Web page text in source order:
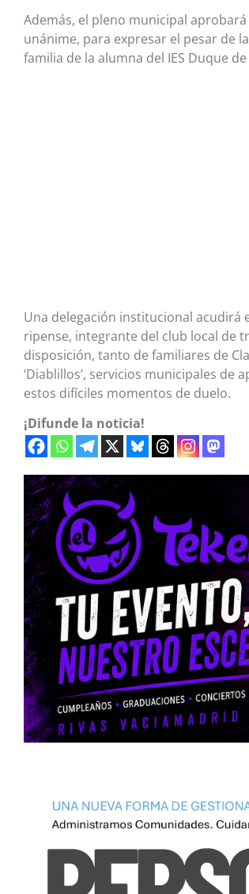
Además, el pleno municipal
unánime, para expresar el pesar de
familia de la alumna del IES Duque de
Una delegación institucional acudirá
ripense, integrante del club local de
disposición, tanto de familiares de
‘Diablillos’, servicios municipales
estos difíciles momentos de duelo.
¡Difunde la noticia!